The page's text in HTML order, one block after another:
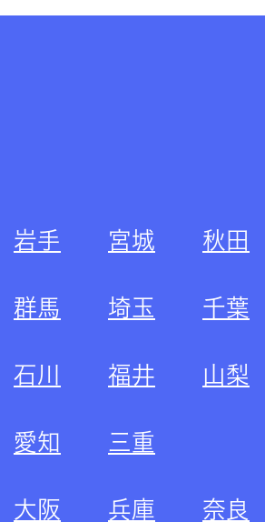
岩手 宮城 秋田
群馬 埼玉 千葉
石川 福井 山梨
愛知 三重
大阪 兵庫 奈良